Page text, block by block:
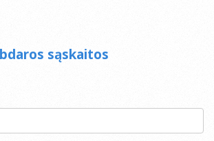
sąskaitos